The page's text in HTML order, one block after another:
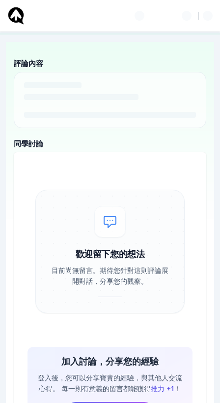
評論內容
同學討論
歡迎留下您的想法
目前尚無留言。期待您針對這則評論展
開對話，分享您的觀察。
加入討論，分享您的經驗
登入後，您可以分享寶貴的經驗，與其他人交流
心得。
每一則有意義的留言都能獲得推力 +1 ！